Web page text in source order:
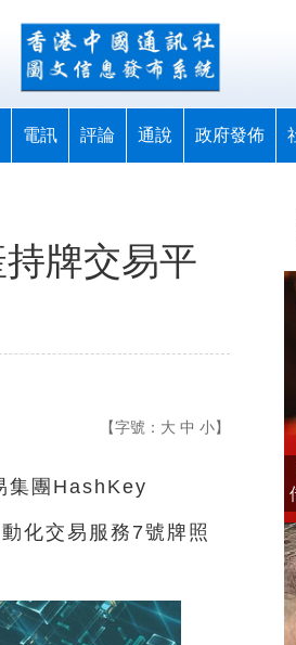
電訊 評論 通說 政府發佈
牌交易平
【字號： 大 中 小】
集團HashKey
化交易服務7號牌照